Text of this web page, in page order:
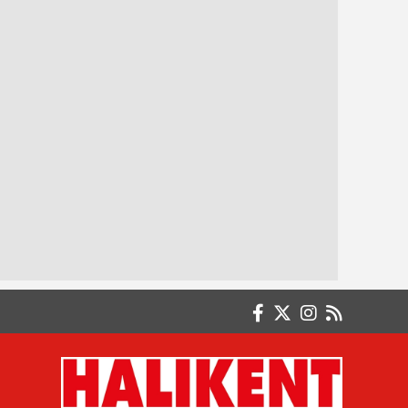
CENNETE SORGUSUZ SUALSİZ GİRMEK
MÜMKÜN MÜ?
Dr. Öğretim Üyesi İsmail Taşlı (Emekli)